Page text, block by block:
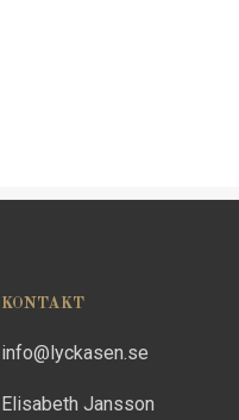
KONTAKT
info@lyckasen.se
Elisabeth Jansson